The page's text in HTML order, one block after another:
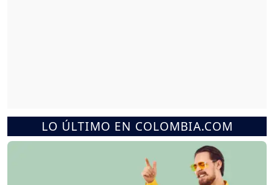
LO ÚLTIMO EN COLOMBIA.COM